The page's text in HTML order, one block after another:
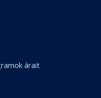
árait